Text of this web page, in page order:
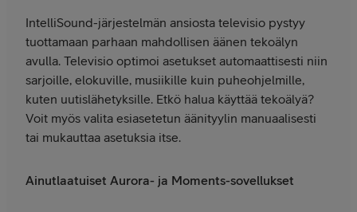
IntelliSound-järjestelmän ansiosta televisio pystyy
tuottamaan parhaan mahdollisen äänen tekoälyn
avulla. Televisio optimoi asetukset automaattisesti niin
sarjoille, elokuville, musiikille kuin puheohjelmille,
kuten uutislähetyksille. Etkö halua käyttää tekoälyä?
Voit myös valita esiasetetun äänityylin manuaalisesti
tai mukauttaa asetuksia itse.
Ainutlaatuiset Aurora- ja Moments-sovellukset